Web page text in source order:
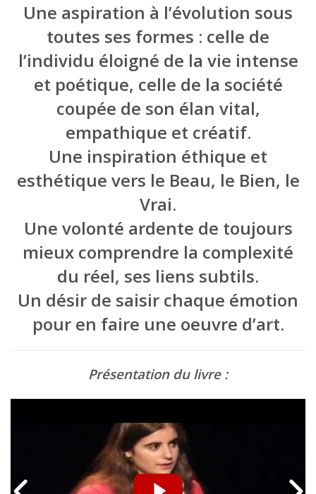
Une aspiration à l’évolution sous
toutes ses formes : celle de
l’individu éloigné de la vie intense
et poétique, celle de la société
coupée de son élan vital,
empathique et créatif.
Une inspiration éthique et
esthétique vers le Beau, le Bien, le
Vrai.
Une volonté ardente de toujours
mieux comprendre la complexité
du réel, ses liens subtils.
Un désir de saisir chaque émotion
pour en faire une oeuvre d’art.
Présentation du livre :